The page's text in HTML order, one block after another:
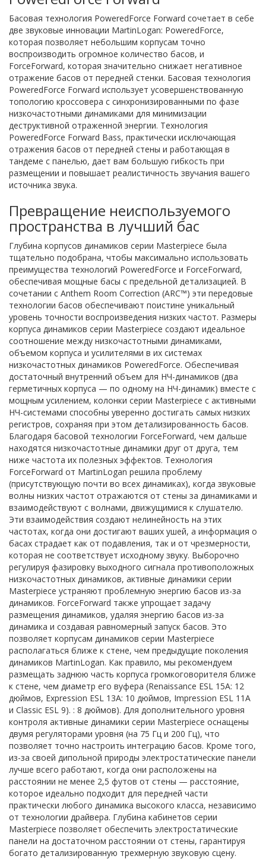
Басовая технология PoweredForce Forward сочетает в себе
две звуковые инновации MartinLogan: PoweredForce,
которая позволяет небольшим корпусам точно
воспроизводить огромное количество басов, и
ForceForward, которая значительно снижает негативное
отражение басов от передней стенки. Басовая технология
PoweredForce Forward использует усовершенствованную
топологию кроссовера с синхронизированными по фазе
низкочастотными динамиками для минимизации
деструктивной отраженной энергии. Технология
PoweredForce Forward Bass, практически исключающая
отражения басов от передней стены и работающая в
тандеме с панелью, дает вам большую гибкость при
размещении и повышает реалистичность звучания вашего
источника звука.
Превращение неиспользуемого
пространства в лучший бас
Глубина корпусов динамиков серии Masterpiece была
тщательно подобрана, чтобы максимально использовать
преимущества технологий PoweredForce и ForceForward,
обеспечивая мощные басы с предельной детализацией. В
сочетании с Anthem Room Correction (ARC™) эти передовые
технологии басов обеспечивают поистине уникальный
уровень точности воспроизведения низких частот. Размеры
корпуса динамиков серии Masterpiece создают идеальное
соотношение между низкочастотными динамиками,
объемом корпуса и усилителями в их системах
низкочастотных динамиков PoweredForce. Обеспечивая
достаточный внутренний объем для НЧ-динамиков (два
герметичных корпуса — по одному на НЧ-динамик) вместе с
мощным усилением, колонки серии Masterpiece с активными
НЧ-системами способны уверенно достигать самых низких
регистров, сохраняя при этом детализированность басов.
Благодаря басовой технологии ForceForward, чем дальше
находятся низкочастотные динамики друг от друга, тем
ниже частота их полезных эффектов. Технология
ForceForward от MartinLogan решила проблему
(присутствующую почти во всех динамиках), когда звуковые
волны низких частот отражаются от стены за динамиками и
взаимодействуют с волнами, движущимися к слушателю.
Эти взаимодействия создают нелинейность на этих
частотах, когда они достигают ваших ушей, а информация о
басах страдает как от подавления, так и от чрезмерности,
которая не соответствует исходному звуку. Выборочно
регулируя фазировку выходного сигнала противоположных
низкочастотных динамиков, активные динамики серии
Masterpiece устраняют проблемную энергию басов из-за
динамиков. ForceForward также упрощает задачу
размещения динамиков, удаляя энергию басов из-за
динамика и создавая равномерный запуск басов. Это
позволяет корпусам динамиков серии Masterpiece
располагаться ближе к стене, чем предыдущие поколения
динамиков MartinLogan. Как правило, мы рекомендуем
размещать заднюю часть корпуса громкоговорителя ближе
к стене, чем диаметр его вуфера (Renaissance ESL 15A: 12
дюймов, Expression ESL 13A: 10 дюймов, Impression ESL 11A
и Classic ESL 9). : 8 дюймов). Для дополнительного уровня
контроля активные динамики серии Masterpiece оснащены
двумя регуляторами уровня (на 75 Гц и 200 Гц), что
позволяет точно настроить интеграцию басов. Кроме того,
из-за своей дипольной природы электростатические панели
лучше всего работают, когда они расположены на
расстоянии не менее 2,5 футов от стены — расстояние,
которое идеально подходит для передней части
практически любого динамика высокого класса, независимо
от технологии драйвера. Глубина кабинетов серии
Masterpiece позволяет обеспечить электростатические
панели на достаточном расстоянии от стены, гарантируя
богато детализированную трехмерную звуковую сцену.